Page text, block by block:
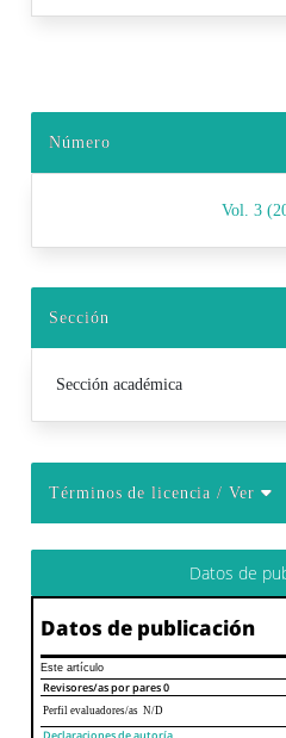
Número
Vol. 3
Sección
Sección académica
Términos de licencia/ Ver
Datos de
Datos de publicación
Este artículo
Revisores/as por pares0
Perfil evaluadores/as N/D